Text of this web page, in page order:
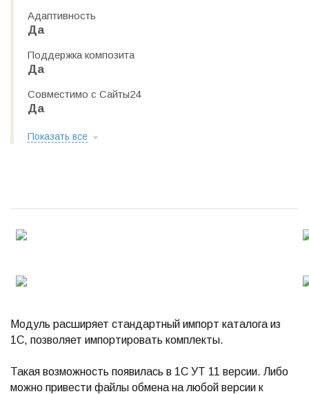
Адаптивность
Да
Поддержка композита
Да
Совместимо с Сайты24
Да
Показать все
Модуль расширяет стандартный импорт каталога из
1С, позволяет импортировать комплекты.
Такая возможность появилась в 1С УТ 11 версии. Либо
можно привести файлы обмена на любой версии к